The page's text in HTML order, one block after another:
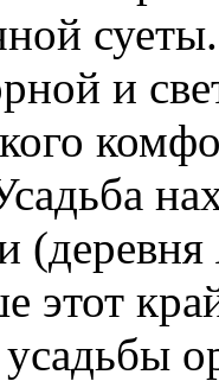
и
этот
усадьбы